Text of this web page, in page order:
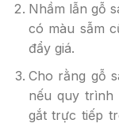
Nhầm lẫn gỗ
có màu sẫm
đẩy giá.
Cho rằng gỗ
nếu quy trình
gắt trực tiếp